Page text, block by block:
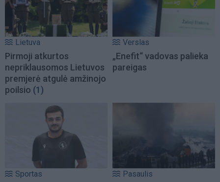
Lietuva
Pirmoji atkurtos
nepriklausomos Lietuvos
premjerė atgulė amžinojo
poilsio (1)
Verslas
„Enefit“ vadovas palieka
pareigas
Sportas Pasaulis